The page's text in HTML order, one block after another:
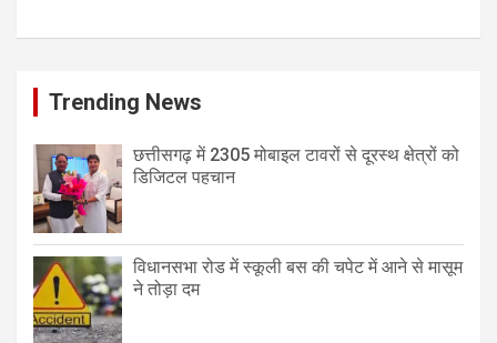
Trending News
छत्तीसगढ़ में 2305 मोबाइल टावरों से दूरस्थ क्षेत्रों को
डिजिटल पहचान
विधानसभा रोड में स्कूली बस की चपेट में आने से मासूम
ने तोड़ा दम